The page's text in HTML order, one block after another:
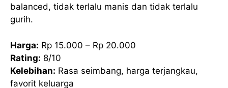
balanced, tidak terlalu manis dan tidak terlalu
gurih.
Harga: Rp 15.000 – Rp 20.000
Rating: 8/10
Kelebihan: Rasa seimbang, harga terjangkau,
favorit keluarga